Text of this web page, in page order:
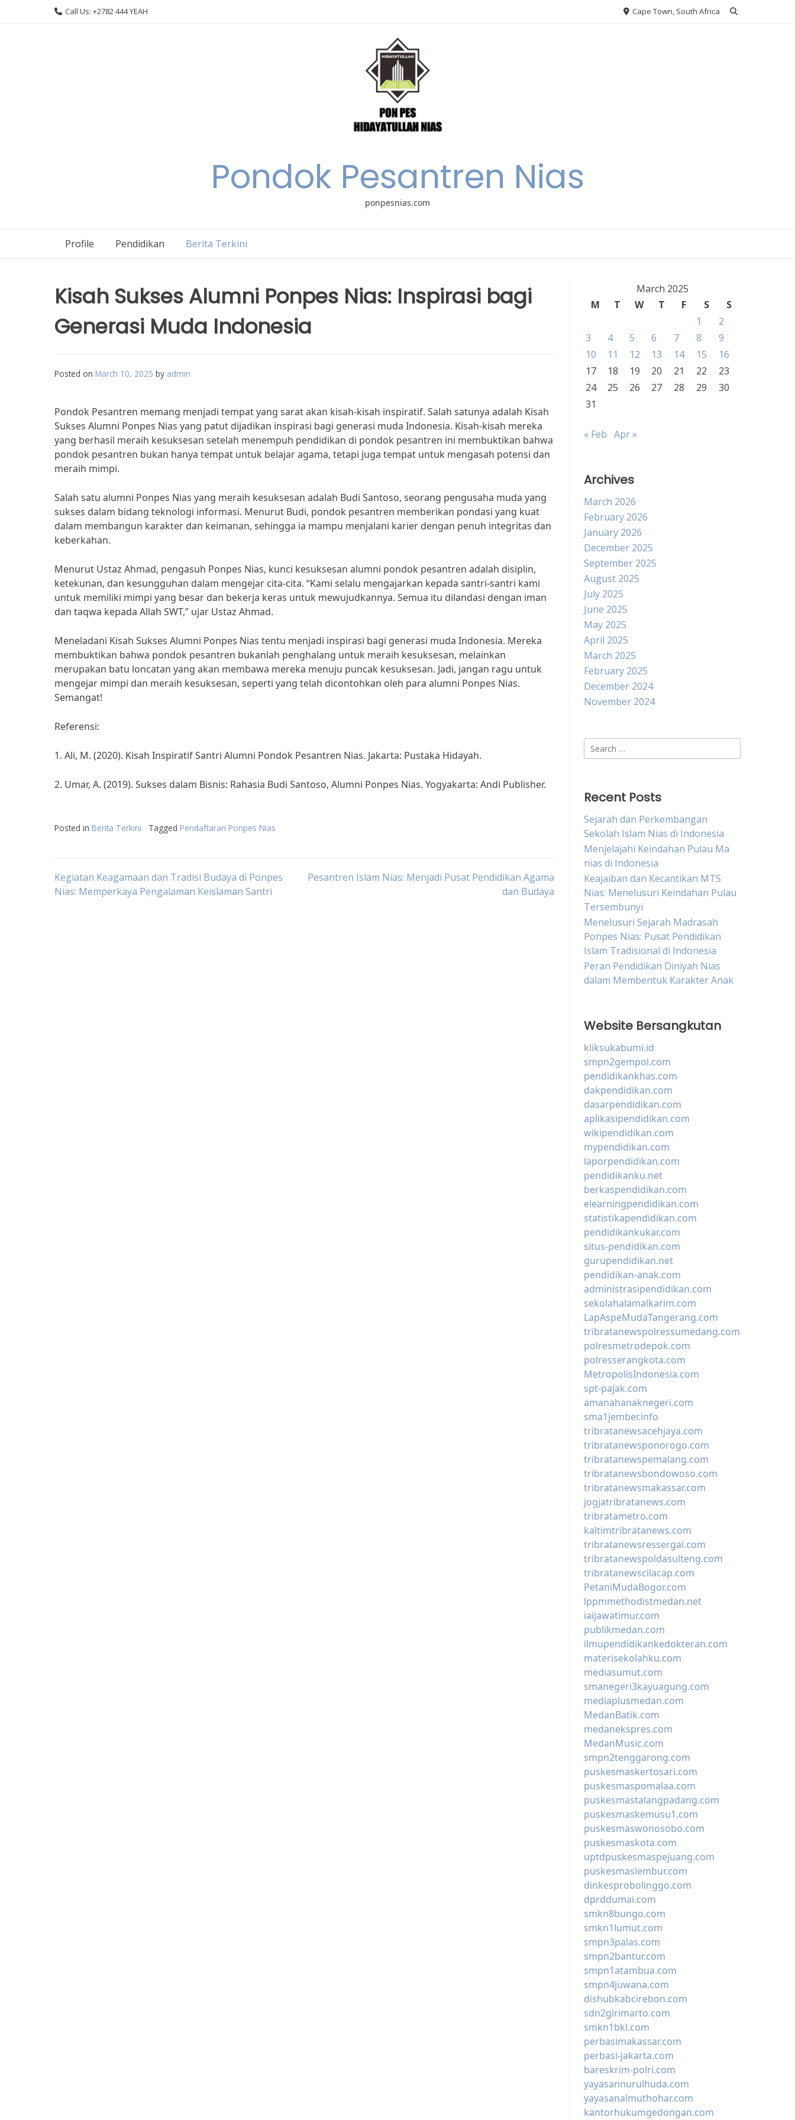
Call Us: +2782 444 YEAH Cape Town, South Africa
Pondok Pesantren Nias
ponpesnias.com
Profile Pendidikan Berita Terkini
Kisah Sukses Alumni Ponpes Nias: Inspirasi bagi
Generasi Muda Indonesia
Posted on March 10, 2025 by admin
Pondok Pesantren memang menjadi tempat yang sarat akan kisah-kisah inspiratif. Salah satunya adalah Kisah
Sukses Alumni Ponpes Nias yang patut dijadikan inspirasi bagi generasi muda Indonesia. Kisah-kisah mereka
yang berhasil meraih kesuksesan setelah menempuh pendidikan di pondok pesantren ini membuktikan bahwa
pondok pesantren bukan hanya tempat untuk belajar agama, tetapi juga tempat untuk mengasah potensi dan
meraih mimpi.
Salah satu alumni Ponpes Nias yang meraih kesuksesan adalah Budi Santoso, seorang pengusaha muda yang
sukses dalam bidang teknologi informasi. Menurut Budi, pondok pesantren memberikan pondasi yang kuat
dalam membangun karakter dan keimanan, sehingga ia mampu menjalani karier dengan penuh integritas dan
keberkahan.
Menurut Ustaz Ahmad, pengasuh Ponpes Nias, kunci kesuksesan alumni pondok pesantren adalah disiplin,
ketekunan, dan kesungguhan dalam mengejar cita-cita. “Kami selalu mengajarkan kepada santri-santri kami
untuk memiliki mimpi yang besar dan bekerja keras untuk mewujudkannya. Semua itu dilandasi dengan iman
dan taqwa kepada Allah SWT,” ujar Ustaz Ahmad.
Meneladani Kisah Sukses Alumni Ponpes Nias tentu menjadi inspirasi bagi generasi muda Indonesia. Mereka
membuktikan bahwa pondok pesantren bukanlah penghalang untuk meraih kesuksesan, melainkan
merupakan batu loncatan yang akan membawa mereka menuju puncak kesuksesan. Jadi, jangan ragu untuk
mengejar mimpi dan meraih kesuksesan, seperti yang telah dicontohkan oleh para alumni Ponpes Nias.
Semangat!
Referensi:
1. Ali, M. (2020). Kisah Inspiratif Santri Alumni Pondok Pesantren Nias. Jakarta: Pustaka Hidayah.
2. Umar, A. (2019). Sukses dalam Bisnis: Rahasia Budi Santoso, Alumni Ponpes Nias. Yogyakarta: Andi Publisher.
Posted in Berita Terkini Tagged Pendaftaran Ponpes Nias
Post
Kegiatan Keagamaan dan Tradisi Budaya di Ponpes
Nias: Memperkaya Pengalaman Keislaman Santri
Pesantren Islam Nias: Menjadi Pusat Pendidikan Agama
dan Budaya
March 2025
M
T W T F S
S
1
2
3
4 5 6 7 8
9
10
11 12 13 14 15
16
17
18 19 20 21 22
23
24
25 26 27 28 29
30
31
« Feb Apr »
Archives
March 2026
February 2026
January 2026
December 2025
September 2025
August 2025
July 2025
June 2025
May 2025
April 2025
March 2025
February 2025
December 2024
November 2024
Search
for:
Recent Posts
Sejarah dan Perkembangan
Sekolah Islam Nias di Indonesia
Menjelajahi Keindahan Pulau Ma
nias di Indonesia
Keajaiban dan Kecantikan MTS
Nias: Menelusuri Keindahan Pulau
Tersembunyi
Menelusuri Sejarah Madrasah
Ponpes Nias: Pusat Pendidikan
Islam Tradisional di Indonesia
Peran Pendidikan Diniyah Nias
dalam Membentuk Karakter Anak
Website Bersangkutan
kliksukabumi.id
smpn2gempol.com
pendidikankhas.com
dakpendidikan.com
dasarpendidikan.com
aplikasipendidikan.com
wikipendidikan.com
mypendidikan.com
laporpendidikan.com
pendidikanku.net
berkaspendidikan.com
elearningpendidikan.com
statistikapendidikan.com
pendidikankukar.com
situs-pendidikan.com
gurupendidikan.net
pendidikan-anak.com
administrasipendidikan.com
sekolahalamalkarim.com
LapAspeMudaTangerang.com
tribratanewspolressumedang.com
polresmetrodepok.com
polresserangkota.com
MetropolisIndonesia.com
spt-pajak.com
amanahanaknegeri.com
sma1jember.info
tribratanewsacehjaya.com
tribratanewsponorogo.com
tribratanewspemalang.com
tribratanewsbondowoso.com
tribratanewsmakassar.com
jogjatribratanews.com
tribratametro.com
kaltimtribratanews.com
tribratanewsressergai.com
tribratanewspoldasulteng.com
tribratanewscilacap.com
PetaniMudaBogor.com
lppmmethodistmedan.net
iaijawatimur.com
publikmedan.com
ilmupendidikankedokteran.com
materisekolahku.com
mediasumut.com
smanegeri3kayuagung.com
mediaplusmedan.com
MedanBatik.com
medanekspres.com
MedanMusic.com
smpn2tenggarong.com
puskesmaskertosari.com
puskesmaspomalaa.com
puskesmastalangpadang.com
puskesmaskemusu1.com
puskesmaswonosobo.com
puskesmaskota.com
uptdpuskesmaspejuang.com
puskesmaslembur.com
dinkesprobolinggo.com
dprddumai.com
smkn8bungo.com
smkn1lumut.com
smpn3palas.com
smpn2bantur.com
smpn1atambua.com
smpn4juwana.com
dishubkabcirebon.com
sdn2girimarto.com
smkn1bkl.com
perbasimakassar.com
perbasi-jakarta.com
bareskrim-polri.com
yayasannurulhuda.com
yayasanalmuthohar.com
kantorhukumgedongan.com